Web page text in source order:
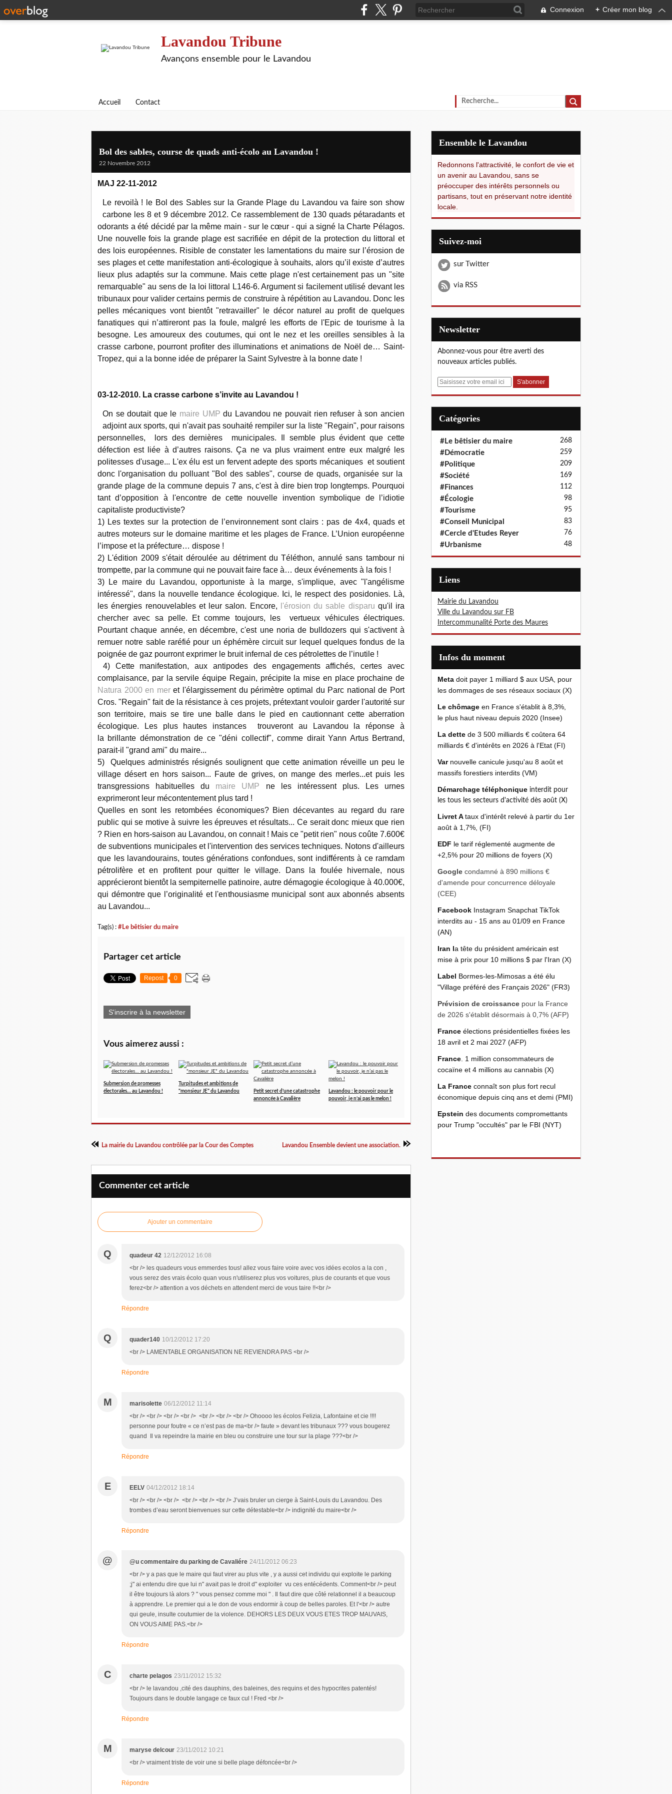
Connexion + Créer mon blog
Lavandou Tribune
Avançons ensemble pour le Lavandou
Accueil Contact
Bol des sables, course de quads anti-écolo au Lavandou !
22 Novembre 2012
MAJ 22-11-2012
Le revoilà ! le Bol des Sables sur la Grande Plage du Lavandou va faire son show
carbone les 8 et 9 décembre 2012. Ce rassemblement de 130 quads pétaradants et
odorants a été décidé par la même main - sur le cœur - qui a signé la Charte Pélagos.
Une nouvelle fois la grande plage est sacrifiée en dépit de la protection du littoral et
des lois européennes. Risible de constater les lamentations du maire sur l’érosion de
ses plages et cette manifestation anti-écologique à souhaits, alors qu’il existe d’autres
lieux plus adaptés sur la commune. Mais cette plage n'est certainement pas un "site
remarquable" au sens de la loi littoral L146-6. Argument si facilement utilisé devant les
tribunaux pour valider certains permis de construire à répétition au Lavandou. Donc les
pelles mécaniques vont bientôt "retravailler" le décor naturel au profit de quelques
fanatiques qui n’attireront pas la foule, malgré les efforts de l'Epic de tourisme à la
besogne. Les amoureux des coutumes, qui ont le nez et les oreilles sensibles à la
crasse carbone, pourront profiter des illuminations et animations de Noël de… Saint-
Tropez, qui a la bonne idée de préparer la Saint Sylvestre à la bonne date !
03-12-2010. La crasse carbone s’invite au Lavandou !
On se doutait que le maire UMP du Lavandou ne pouvait rien refuser à son ancien
adjoint aux sports, qui n'avait pas souhaité rempiler sur la liste "Regain", pour raisons
personnelles,
lors des dernières
municipales. Il semble plus évident que cette
défection est liée à d’autres raisons. Ça ne va plus vraiment entre eux malgré les
politesses d'usage... L'ex élu est un fervent adepte des sports mécaniques et soutient
donc l'organisation du polluant "Bol des sables", course de quads, organisée sur la
grande plage de la commune depuis 7 ans, c'est à dire bien trop longtemps. Pourquoi
tant d’opposition à l'encontre de cette nouvelle invention symbolique de l’idiotie
capitaliste productiviste?
1) Les textes sur la protection de l’environnement sont clairs : pas de 4x4, quads et
autres moteurs sur le domaine maritime et les plages de France. L’Union européenne
l’impose et la préfecture… dispose !
2) L'édition 2009 s'était déroulée au détriment du Téléthon, annulé sans tambour ni
trompette, par la commune qui ne pouvait faire face à… deux événements à la fois !
3) Le maire du Lavandou, opportuniste à la marge, s'implique, avec "l'angélisme
intéressé", dans la nouvelle tendance écologique. Ici, le respect des posidonies. Là,
les énergies renouvelables et leur salon. Encore, l'érosion du sable disparu qu'il ira
chercher avec sa pelle.
Et comme toujours, les
vertueux véhicules électriques.
Pourtant chaque année, en décembre, c'est une noria de bulldozers qui s'activent à
remuer notre sable raréfié pour un éphémère circuit sur lequel quelques fondus de la
poignée de gaz pourront exprimer le bruit infernal de ces pétrolettes de l’inutile !
4)
Cette manifestation, aux antipodes des engagements affichés, certes avec
complaisance, par la servile équipe Regain, précipite la mise en place prochaine de
Natura 2000 en mer et l'élargissement du périmètre optimal du Parc national de Port
Cros. "Regain" fait de la résistance à ces projets, prétextant vouloir garder l'autorité sur
son territoire, mais se tire une balle dans le pied en cautionnant cette aberration
écologique.
Les plus hautes instances
trouveront au Lavandou la réponse à
la brillante démonstration de ce "déni collectif", comme dirait Yann Artus Bertrand,
parait-il "grand ami" du maire...
5)
Quelques administrés résignés soulignent que cette animation réveille un peu le
village désert en hors saison... Faute de grives, on mange des merles...et puis les
transgressions habituelles du
maire UMP
ne les intéressent plus. Les urnes
exprimeront leur mécontentement plus tard !
Quelles en sont les retombées économiques? Bien décevantes au regard du rare
public qui se motive à suivre les épreuves et résultats... Ce serait donc mieux que rien
? Rien en hors-saison au Lavandou, on connait ! Mais ce "petit rien" nous coûte 7.600€
de subventions municipales et l'intervention des services techniques. Notons d'ailleurs
que les lavandourains, toutes générations confondues, sont indifférents à ce ramdam
pétrolifère et en profitent pour quitter le village. Dans la foulée hivernale, nous
apprécieront bientôt la sempiternelle patinoire, autre démagogie écologique à 40.000€,
qui démontre que l’originalité et l'enthousiasme municipal sont aux abonnés absents
au Lavandou...
Tag(s) : #Le bêtisier du maire
Partager cet article
Repost 0
S'inscrire à la newsletter
Vous aimerez aussi :
Submersion de promesses
électorales… au Lavandou !
Turpitudes et ambitions de
"monsieur JE" du Lavandou
Petit secret d’une catastrophe
annoncée à Cavalière
Lavandou : le pouvoir pour le
pouvoir, je n’ai pas le melon !
La mairie du Lavandou contrôlée par la Cour des Comptes Lavandou Ensemble devient une association.
Commenter cet article
Ajouter un commentaire
Q quadeur 42 12/12/2012 16:08
<br /> les quadeurs vous emmerdes tous! allez vous faire voire avec vos idées ecolos a la con ,
vous serez des vrais écolo quan vous n'utiliserez plus vos voitures, plus de courants et que vous
ferez<br /> attention a vos déchets en attendent merci de vous taire !!<br />
Répondre
Q quader140 10/12/2012 17:20
<br /> LAMENTABLE ORGANISATION NE REVIENDRA PAS <br />
Répondre
M marisolette 06/12/2012 11:14
<br /> <br /> <br /> <br /> <br /> <br /> <br /> Ohoooo les écolos Felizia, Lafontaine et cie !!!!
personne pour foutre « ce n’est pas de ma<br /> faute » devant les tribunaux ??? vous bougerez
quand Il va repeindre la mairie en bleu ou construire une tour sur la plage ???<br />
Répondre
E EELV 04/12/2012 18:14
<br /> <br /> <br /> <br /> <br /> <br /> J’vais bruler un cierge à Saint-Louis du Lavandou. Des
trombes d’eau seront bienvenues sur cette détestable<br /> indignité du maire<br />
Répondre
@ @u commentaire du parking de Cavaliére 24/11/2012 06:23
<br /> y a pas que le maire qui faut virer au plus vite , y a aussi cet individu qui exploite le parking
;j" ai entendu dire que lui n" avait pas le droit d" exploiter vu ces entécédents. Comment<br /> peut
il être toujours là alors ? " vous pensez comme moi " . Il faut dire que côté relationnel il a beaucoup
à apprendre. Le premier qui a le don de vous endormir à coup de belles paroles. Et l'<br /> autre
qui geule, insulte coutumier de la violence. DEHORS LES DEUX VOUS ETES TROP MAUVAIS,
ON VOUS AIME PAS.<br />
Répondre
C charte pelagos 23/11/2012 15:32
<br /> le lavandou ,cité des dauphins, des baleines, des requins et des hypocrites patentés!
Toujours dans le double langage ce faux cul ! Fred <br />
Répondre
M maryse delcour 23/11/2012 10:21
<br /> vraiment triste de voir une si belle plage défoncée<br />
Répondre
Ensemble le Lavandou
Redonnons l'attractivité, le confort de vie et
un avenir au Lavandou, sans se
préoccuper des intérêts personnels ou
partisans, tout en préservant notre identité
locale.
Suivez-moi
sur Twitter
via RSS
Newsletter
Abonnez-vous pour être averti des
nouveaux articles publiés.
E
Catégories
#Le bêtisier du maire 268
#Démocratie 259
#Politique 209
#Société 169
#Finances 112
#Écologie 98
#Tourisme 95
#Conseil Municipal 83
#Cercle d'Etudes Reyer 76
#Urbanisme 48
Liens
Mairie du Lavandou
Ville du Lavandou sur FB
Intercommunalité Porte des Maures
Infos du moment
Meta doit payer 1 milliard $ aux USA, pour
les dommages de ses réseaux sociaux (X)
Le chômage en France s'établit à 8,3%,
le plus haut niveau depuis 2020 (Insee)
La dette de 3 500 milliards € coûtera 64
milliards € d'intérêts en 2026 à l'Etat (FI)
Var nouvelle canicule jusqu'au 8 août et
massifs forestiers interdits (VM)
Démarchage téléphonique interdit pour
les tous les secteurs d'activité dès août (X)
Livret Ataux d'intérêt relevé à partir du 1er
août à 1,7%, (FI)
EDF le tarif réglementé augmente de
+2,5% pour 20 millions de foyers (X)
Google condamné à 890 millions €
d'amende pour concurrence déloyale
(CEE)
Facebook Instagram Snapchat TikTok
interdits au - 15 ans au 01/09 en France
(AN)
Iran la tête du président américain est
mise à prix pour 10 millions $ par l'Iran (X)
Label Bormes-les-Mimosas a été élu
"Village préféré des Français 2026" (FR3)
Prévision de croissance pour la France
de 2026 s'établit désormais à 0,7% (AFP)
France élections présidentielles fixées les
18 avril et 2 mai 2027 (AFP)
France . 1 million consommateurs de
cocaïne et 4 millions au cannabis (X)
La France connaît son plus fort recul
économique depuis cinq ans et demi (PMI)
Epstein des documents compromettants
pour Trump "occultés" par le FBI (NYT)